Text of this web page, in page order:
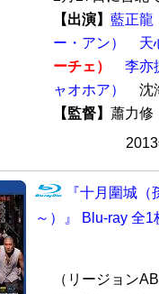
【出演】 藍正龍
ー・アン）
天
ーチェ）
李亦
ャオホア）
沈
【監督】 蕭力
『十月圍城
～）』 Blu-ray 全1
（リージョン